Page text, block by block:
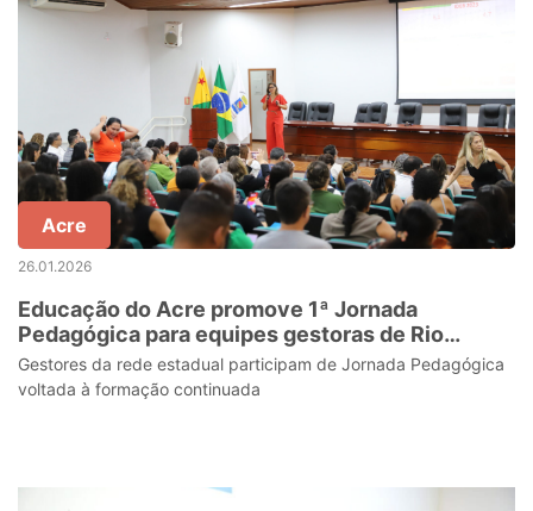
Acre
26.01.2026
Educação do Acre promove 1ª Jornada
Pedagógica para equipes gestoras de Rio
Branco
Gestores da rede estadual participam de Jornada Pedagógica
voltada à formação continuada